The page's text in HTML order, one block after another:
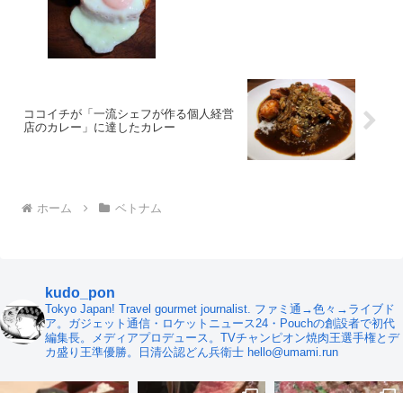
ココイチが「一流シェフが作る個人経営
店のカレー」に達したカレー
ホーム ベトナム
kudo_pon
Tokyo Japan! Travel gourmet journalist. ファミ通→色々→ライブド
ア。ガジェット通信・ロケットニュース24・Pouchの創設者で初代
編集長。メディアプロデュース。TVチャンピオン焼肉王選手権とデ
カ盛り王準優勝。日清公認どん兵衛士 hello@umami.run